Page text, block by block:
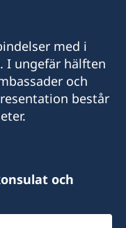
med i
I ungefär hälften
och
består
och